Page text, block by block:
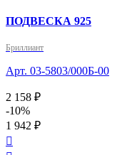
ПОДВЕСКА 925
Бриллиант
Арт. 03-5803/000Б-00
2 158 ₽
-10%
1 942 ₽
